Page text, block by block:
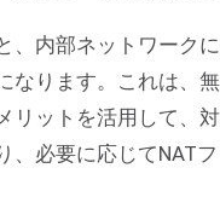
、内部ネットワーク
なります。これは、
リットを活用して、
必要に応じてNAT